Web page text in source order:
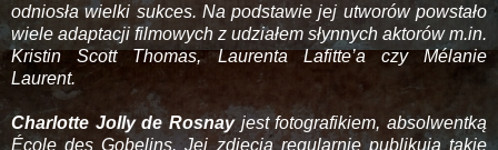
odniosła wielki sukces. Na podstawie jej utworów powstało
wiele adaptacji filmowych z udziałem słynnych aktorów m.in.
Kristin Scott Thomas, Laurenta Lafitte’a czy Mélanie
Laurent.
Charlotte Jolly de Rosnayjest fotografikiem, absolwentką
École des Gobelins. Jej zdjęcia regularnie publikują takie